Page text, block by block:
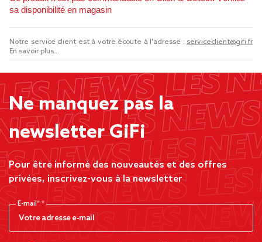
sa disponibilité en magasin
Notre service client est à votre écoute à l'adresse : serviceclient@gifi.fr
En savoir plus...
Ne manquez pas la
newsletter GiFi
Pour être informé des nouveautés et des offres
privées, inscrivez-vous à la newsletter
E-mail*